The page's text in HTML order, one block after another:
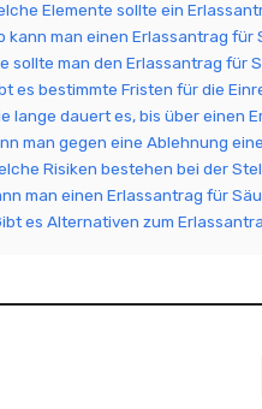
Elemente sollte ein
kann man einen Erlassantrag
sollte man den Erlassantrag für
es bestimmte Fristen für die
lange dauert es, bis über einen
man gegen eine Ablehnung
Risiken bestehen bei der
man einen Erlassantrag für
es Alternativen zum